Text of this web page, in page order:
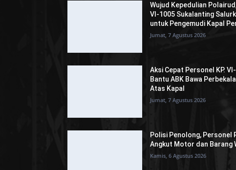
Wujud Kepedulian
VI-1005 Sukalanting
untuk Pengemudi Kapal
Jumat, 7 Agustus 2026
Aksi Cepat Personel KP.
Bantu ABK Bawa
Atas Kapal
Jumat, 7 Agustus 2026
Polisi Penolong, Personel
Angkut Motor dan Barang
Kamis, 6 Agustus 2026